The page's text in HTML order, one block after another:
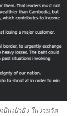
นเป้ายิง ในงานวัด